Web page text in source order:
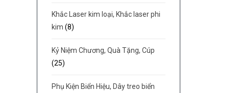
Khắc Laser kim loại, Khắc laser phi
kim (8)
Kỷ Niệm Chương, Quà Tặng, Cúp
(25)
Phụ Kiện Biển Hiệu, Dây treo biển